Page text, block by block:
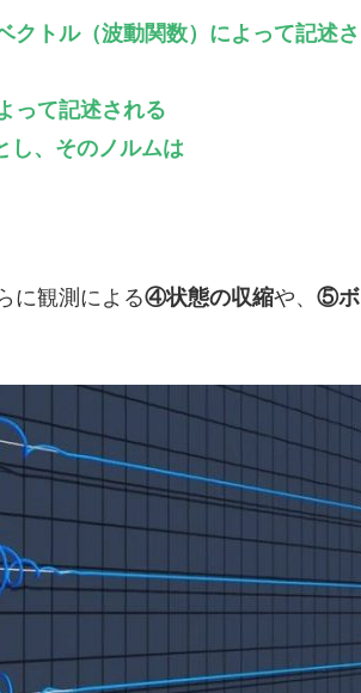
トル（波動関数）によって記述さ
って記述される
し、そのノルムは
に観測による④状態の収縮や、 ⑤ボ